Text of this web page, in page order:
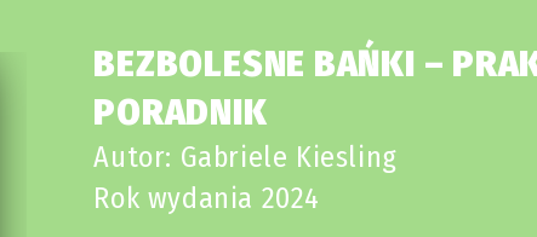
BEZBOLESNE BAŃKI –
PORADNIK
Autor: Gabriele Kiesling
Rok wydania 2024